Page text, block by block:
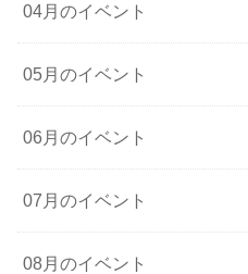
04月のイベント
05月のイベント
06月のイベント
07月のイベント
08月のイベント